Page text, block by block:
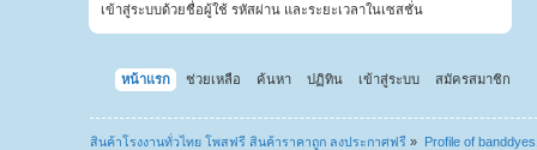
เข้าสู่ระบบด้วยชื่อผู้ใช้ รหัสผ่าน และระยะเวลาในเซสชั่น
หน้าแรก ช่วยเหลือ ค้นหา ปฏิทิน เข้าสู่ระบบ สมัครสมาชิก
สินค้าโรงงานทั่วไทย โพสฟรี สินค้าราคาถูก ลงประกาศฟรี » Profile of